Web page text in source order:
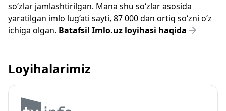
so‘zlar jamlashtirilgan. Mana shu so‘zlar asosida
yaratilgan imlo lug‘ati sayti, 87 000 dan ortiq so‘zni o‘z
ichiga olgan. Batafsil Imlo.uz loyihasi haqida
Loyihalarimiz